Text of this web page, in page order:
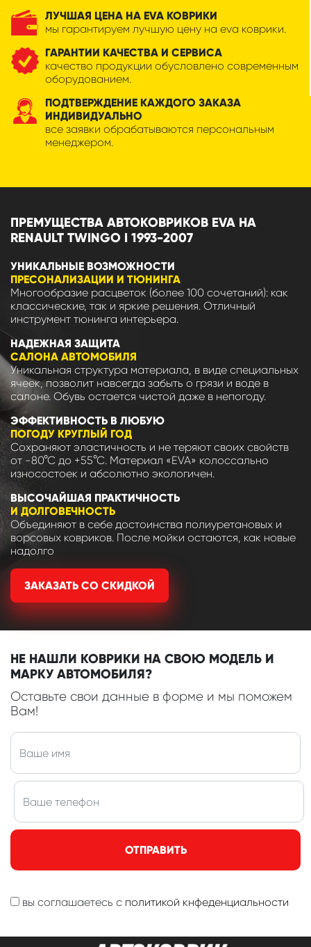
ЛУЧШАЯ ЦЕНА НА EVA КОВРИКИ
мы гарантируем лучшую цену на eva коврики.
ГАРАНТИИ КАЧЕСТВА И СЕРВИСА
качество продукции обусловлено современным
оборудованием.
ПОДТВЕРЖДЕНИЕ КАЖДОГО ЗАКАЗА
ИНДИВИДУАЛЬНО
все заявки обрабатываются персональным
менеджером.
ПРЕМУЩЕСТВА АВТОКОВРИКОВ EVA НА
RENAULT TWINGO I 1993-2007
УНИКАЛЬНЫЕ ВОЗМОЖНОСТИ
ПРЕСОНАЛИЗАЦИИ И ТЮНИНГА
Многообразие расцветок (более 100 сочетаний): как
классические, так и яркие решения. Отличный
инструмент тюнинга интерьера.
НАДЕЖНАЯ ЗАЩИТА
САЛОНА АВТОМОБИЛЯ
Уникальная структура материала, в виде специальных
ячеек, позволит навсегда забыть о грязи и воде в
салоне. Обувь остается чистой даже в непогоду.
ЭФФЕКТИВНОСТЬ В ЛЮБУЮ
ПОГОДУ КРУГЛЫЙ ГОД
Сохраняют эластичность и не теряют своих свойств
от -80°С до +55°С. Материал «EVA» колоссально
износостоек и абсолютно экологичен.
ВЫСОЧАЙШАЯ ПРАКТИЧНОСТЬ
И ДОЛГОВЕЧНОСТЬ
Объединяют в себе достоинства полиуретановых и
ворсовых ковриков. После мойки остаются, как новые
надолго
ЗАКАЗАТЬ СО СКИДКОЙ
НЕ НАШЛИ КОВРИКИ НА СВОЮ МОДЕЛЬ И
МАРКУ АВТОМОБИЛЯ?
Оставьте свои данные в форме и мы поможем
Вам!
ОТПРАВИТЬ
вы соглашаетесь с политикой кнфеденциальности